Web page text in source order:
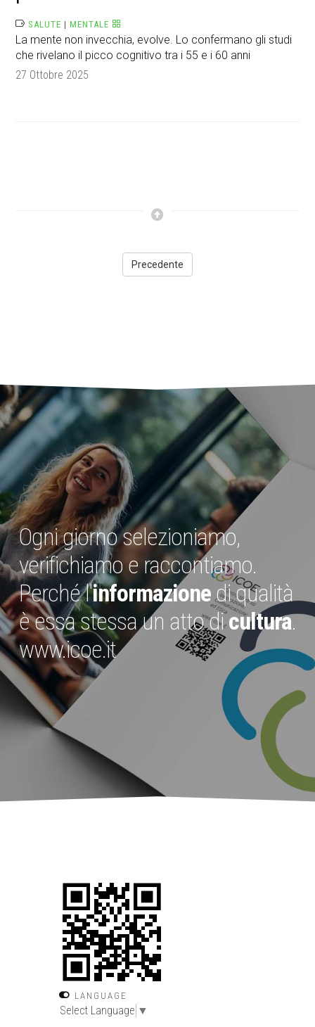
SALUTE |MENTALE
La mente non invecchia, evolve. Lo confermano gli studi
che rivelano il picco cognitivo tra i 55 e i 60 anni
27 Ottobre 2025
Precedente
Ogni giorno selezioniamo,
verifichiamo e raccontiamo.
Perché l'informazionedi qualità
è essa stessa un atto dicultura.
www.icoe.it
LANGUAGE
Select Language ▼